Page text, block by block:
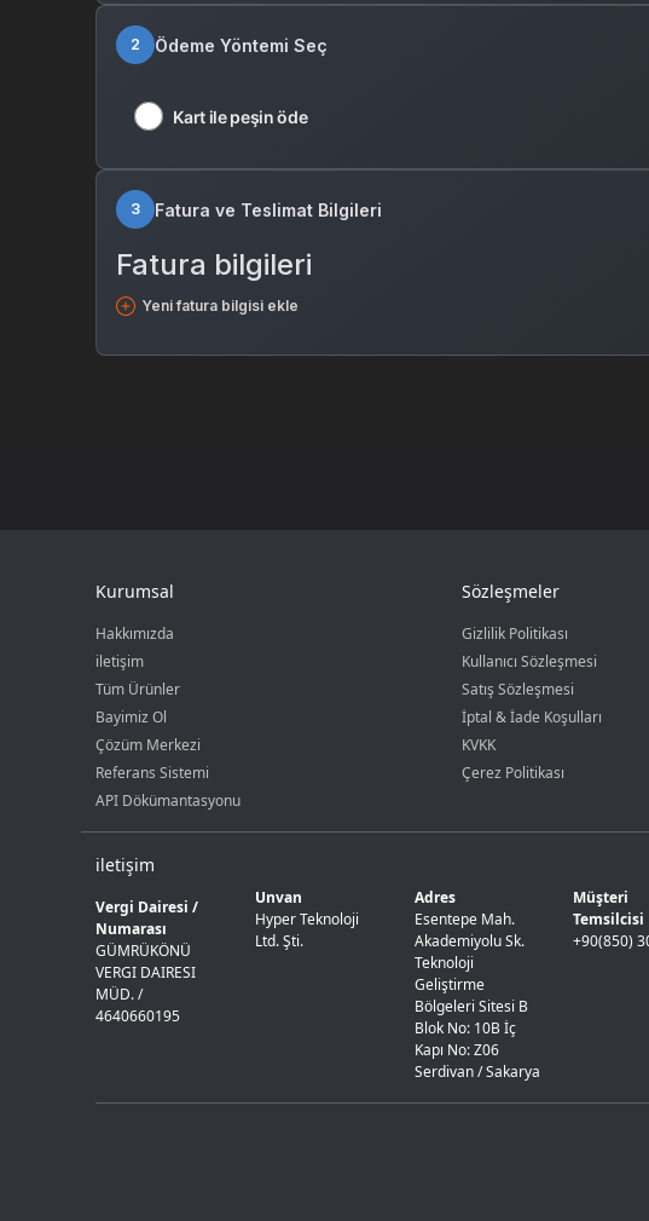
2 Ödeme Yöntemi Seç
Kart ile peşin öde
3 Fatura ve Teslimat Bilgileri
Fatura bilgileri
Yeni fatura bilgisi ekle
Kurumsal
Hakkımızda
iletişim
Tüm Ürünler
Bayimiz Ol
Çözüm Merkezi
Referans Sistemi
API Dökümantasyonu
Sözleşmeler
Gizlilik Politikası
Kullanıcı Sözleşmesi
Satış Sözleşmesi
İptal & İade Koşulları
KVKK
Çerez Politikası
iletişim
Vergi Dairesi /
Numarası
GÜMRÜKÖNÜ
VERGI DAIRESI
MÜD. /
4640660195
Unvan
Hyper Teknoloji
Ltd. Şti.
Adres
Esentepe Mah.
Akademiyolu Sk.
Teknoloji
Geliştirme
Bölgeleri Sitesi B
Blok No: 10B İç
Kapı No: Z06
Serdivan / Sakarya
Müşteri
Temsilcisi
+90(850)